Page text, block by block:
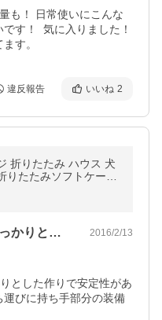
も！ 日常使いにこんな
す！  気に入りました！
す。
違反報告 いいね 2
折りたたみ ハウス 犬
りたたみソフトケージ
ット キャリーバッグ
）
Sサイズを購入しました。しっかりとした… 2016/2/13
とした作りで安定性があ
運びに持ち手部分の装備